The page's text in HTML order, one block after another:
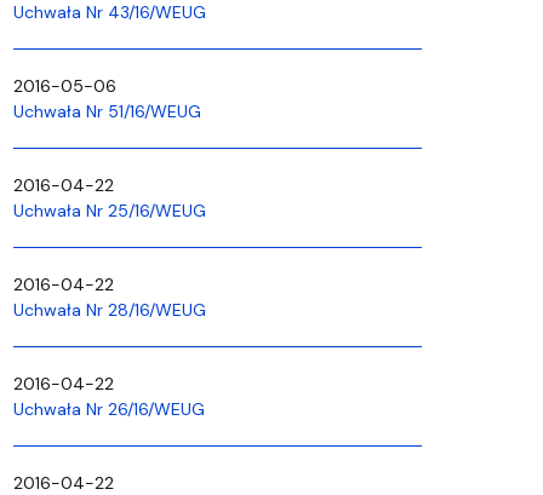
Uchwała Nr 43/16/WEUG
2016-05-06
Uchwała Nr 51/16/WEUG
2016-04-22
Uchwała Nr 25/16/WEUG
2016-04-22
Uchwała Nr 28/16/WEUG
2016-04-22
Uchwała Nr 26/16/WEUG
2016-04-22